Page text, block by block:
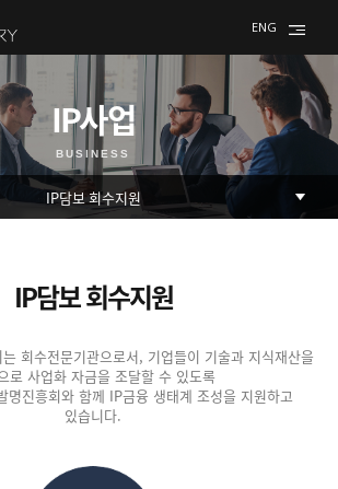
ENG
IP사업
BUSINESS
IP담보 회수지원
회수전문기관으로서, 기업들이 기술과 지식재산을
로 사업화 자금을 조달할 수 있도록
명진흥회와 함께 IP금융 생태계 조성을 지원하고
있습니다.